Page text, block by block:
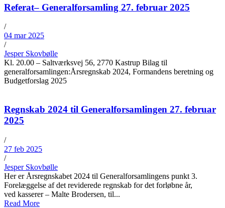
Referat– Generalforsamling 27. februar 2025
/
04 mar 2025
/
Jesper Skovbølle
Kl. 20.00 – Saltværksvej 56, 2770 Kastrup Bilag til
generalforsamlingen:Årsregnskab 2024, Formandens beretning og
Budgetforslag 2025
Regnskab 2024 til Generalforsamlingen 27. februar
2025
/
27 feb 2025
/
Jesper Skovbølle
Her er Årsregnskabet 2024 til Generalforsamlingens punkt 3.
Forelæggelse af det reviderede regnskab for det forløbne år,
ved kasserer – Malte Brodersen, til...
Read More